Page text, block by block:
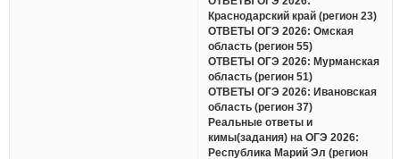
Краснодарский край (регион 23)
ОТВЕТЫ ОГЭ 2026: Омская
область (регион 55)
ОТВЕТЫ ОГЭ 2026: Мурманская
область (регион 51)
ОТВЕТЫ ОГЭ 2026: Ивановская
область (регион 37)
Реальные ответы и
кимы(задания) на ОГЭ 2026:
Республика Марий Эл (регион